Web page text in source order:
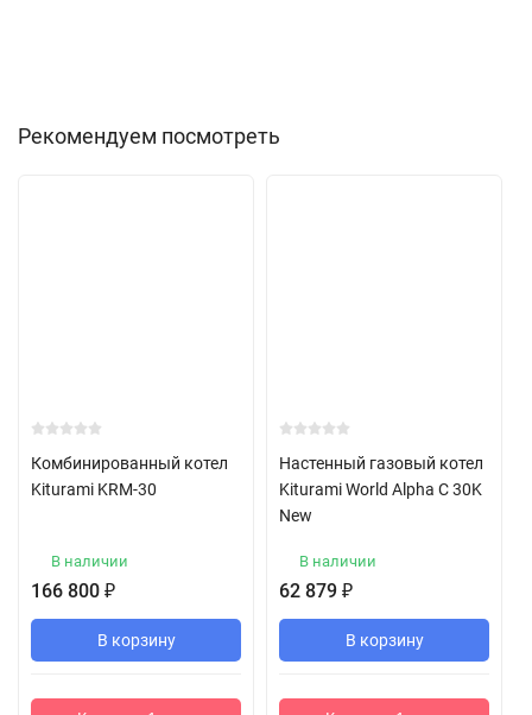
Рекомендуем посмотреть
Комбинированный котел
Kiturami KRM-30
В наличии
166 800 ₽
В корзину
Настенный газовый котел
Kiturami World Alpha C 30K
New
В наличии
62 879 ₽
В корзину